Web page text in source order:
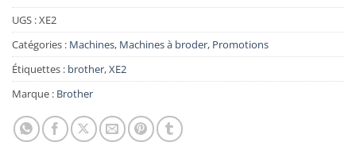
UGS :XE2
Catégories : Machines, Machines à broder, Promotions
Étiquettes : brother,XE2
Marque : Brother